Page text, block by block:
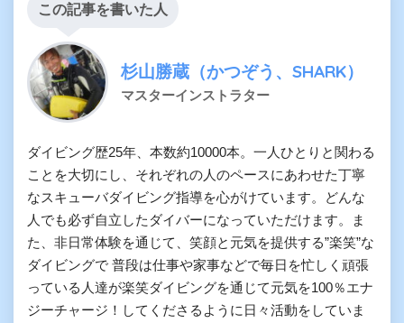
この記事を書いた人
杉山勝蔵（かつぞう、SHARK）
マスターインストラター
ダイビング歴25年、本数約10000本。一人ひとりと関わる
ことを大切にし、それぞれの人のペースにあわせた丁寧
なスキューバダイビング指導を心がけています。どんな
人でも必ず自立したダイバーになっていただけます。ま
た、非日常体験を通じて、笑顔と元気を提供する”楽笑”な
ダイビングで 普段は仕事や家事などで毎日を忙しく頑張
っている人達が楽笑ダイビングを通じて元気を100％エナ
ジーチャージ！してくださるように日々活動をしていま